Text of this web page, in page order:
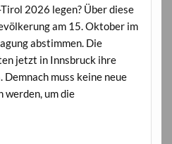
2026 legen? Über diese
am 15. Oktober im
abstimmen. Die
jetzt in Innsbruck ihre
muss keine neue
um die